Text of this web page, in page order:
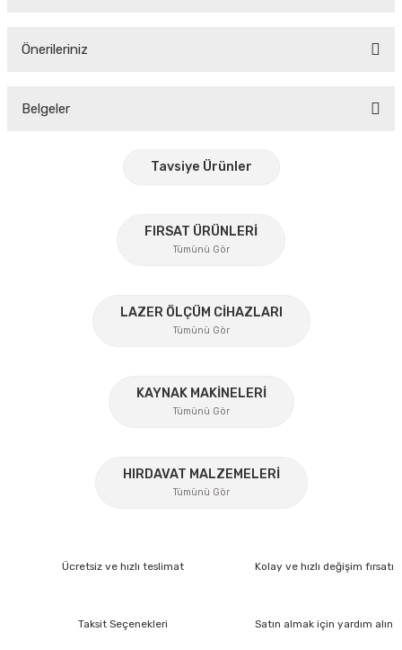
Önerileriniz
konularda yetersiz gördüğünüz noktaları öneri formunu
Ürün bilgilerinde hatalar bulunuyor.
Gönder
Belgeler
Tavsiye Ürünler
260,82 TL
FIRSAT ÜRÜNLERİ
Tümünü Gör
İzeltaş
LAZER ÖLÇÜM CİHAZLARI
Tümünü Gör
KAYNAK MAKİNELERİ
Tümünü Gör
HIRDAVAT MALZEMELERİ
Tümünü Gör
Ücretsiz ve hızlı teslimat Kolay ve hızlı değişim fırsatı
Taksit Seçenekleri Satın almak için yardım alın